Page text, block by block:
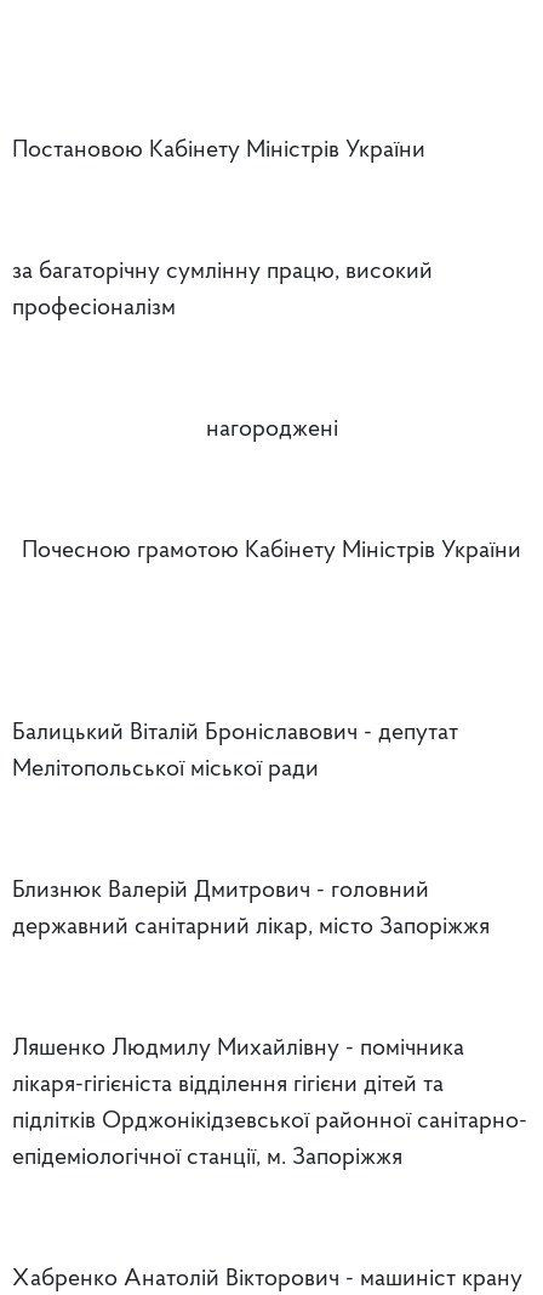
Постановою Кабінету Міністрів України
за багаторічну сумлінну працю, високий
професіоналізм
нагороджені
Почесною грамотою Кабінету Міністрів України
Балицький Віталій Броніславович - депутат
Мелітопольської міської ради
Близнюк Валерій Дмитрович - головний
державний санітарний лікар, місто Запоріжжя
Ляшенко Людмилу Михайлівну - помічника
лікаря-гігієніста відділення гігієни дітей та
підлітків Орджонікідзевської районної санітарно-
епідеміологічної станції, м. Запоріжжя
Хабренко Анатолій Вікторович - машиніст крану